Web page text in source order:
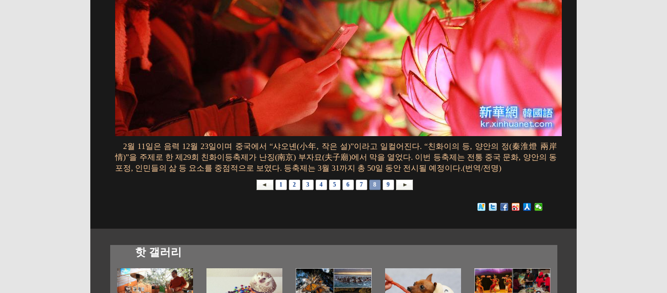
2월 11일은 음력 12월 23일이며 중국에서 “샤오녠(小年, 작은 설)”이라고 일컬어진다. “친화이의 등, 양안의 정(秦淮燈 兩岸
情)”을 주제로 한 제29회 친화이등축제가 난징(南京) 부자묘(夫子廟)에서 막을 열었다. 이번 등축제는 전통 중국 문화, 양안의 동
포정, 인민들의 삶 등 요소를 중점적으로 보였다. 등축제는 3월 31까지 총 50일 동안 전시될 예정이다.(번역/전명)
1 2 3 4 5 6 7 8 9
핫 갤러리